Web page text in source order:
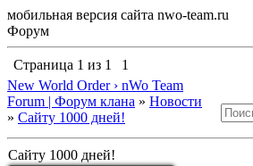
мобильная версия сайта nwo-team.ru
Форум
Страница 1 из 1
1
New World Order › nWo Team
Forum | Форум клана » Новости
» Сайту 1000 дней!
Сайту 1000 дней!